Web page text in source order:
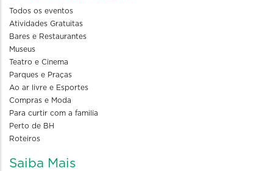
Todos os eventos
Atividades Gratuitas
Bares e Restaurantes
Museus
Teatro e Cinema
Parques e Praças
Ao ar livre e Esportes
Compras e Moda
Para curtir com a familia
Perto de BH
Roteiros
Saiba Mais